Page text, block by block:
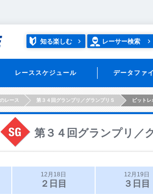
知る楽しむ レーサー検索
レーススケジュール データファ
レース 第３４回グランプリ／グランプリＳ ピットレ
第３４回グランプリ／
12月18日
２日目
12月19日
３日目